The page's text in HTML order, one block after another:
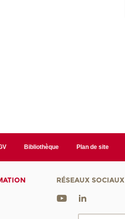
Bibliothèque Plan de site
RÉSEAUX SOCIAUX